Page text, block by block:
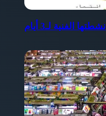
الفنية لـ3 أيام